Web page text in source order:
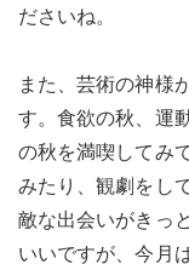
ださいね。
また、芸術の神様
す。食欲の秋、運
の秋を満喫してみ
みたり、観劇をし
敵な出会いがきっ
いいですが、今月